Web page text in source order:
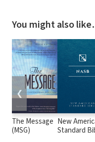
You might also
The Message
(MSG)
New
Standard
❮